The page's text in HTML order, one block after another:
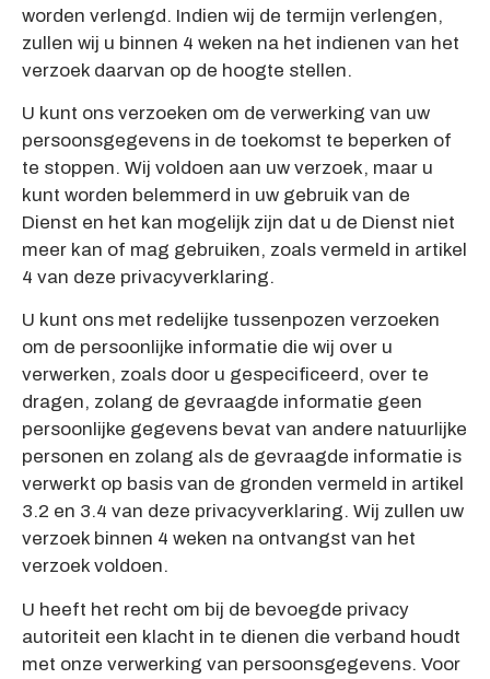
worden verlengd. Indien wij de termijn verlengen,
zullen wij u binnen 4 weken na het indienen van het
verzoek daarvan op de hoogte stellen.
U kunt ons verzoeken om de verwerking van uw
persoonsgegevens in de toekomst te beperken of
te stoppen. Wij voldoen aan uw verzoek, maar u
kunt worden belemmerd in uw gebruik van de
Dienst en het kan mogelijk zijn dat u de Dienst niet
meer kan of mag gebruiken, zoals vermeld in artikel
4 van deze privacyverklaring.
U kunt ons met redelijke tussenpozen verzoeken
om de persoonlijke informatie die wij over u
verwerken, zoals door u gespecificeerd, over te
dragen, zolang de gevraagde informatie geen
persoonlijke gegevens bevat van andere natuurlijke
personen en zolang als de gevraagde informatie is
verwerkt op basis van de gronden vermeld in artikel
3.2 en 3.4 van deze privacyverklaring. Wij zullen uw
verzoek binnen 4 weken na ontvangst van het
verzoek voldoen.
U heeft het recht om bij de bevoegde privacy
autoriteit een klacht in te dienen die verband houdt
met onze verwerking van persoonsgegevens. Voor